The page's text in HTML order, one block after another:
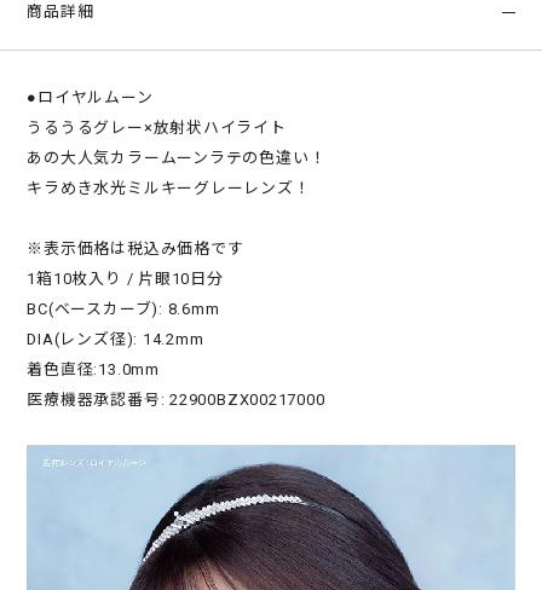
商品詳細
●ロイヤルムーン
うるうるグレー×放射状ハイライト
あの大人気カラームーンラテの色違い！
キラめき水光ミルキーグレーレンズ！
※表示価格は税込み価格です
1箱10枚入り / 片眼10日分
BC(ベースカーブ): 8.6mm
DIA(レンズ径): 14.2mm
着色直径:13.0mm
医療機器承認番号: 22900BZX00217000